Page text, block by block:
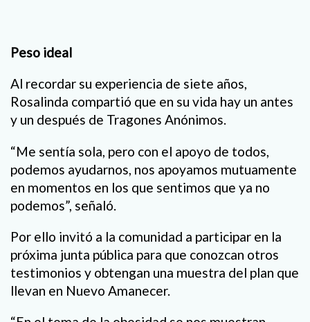
Peso ideal
Al recordar su experiencia de siete años,
Rosalinda compartió que en su vida hay un antes
y un después de Tragones Anónimos.
“Me sentía sola, pero con el apoyo de todos,
podemos ayudarnos, nos apoyamos mutuamente
en momentos en los que sentimos que ya no
podemos”, señaló.
Por ello invitó a la comunidad a participar en la
próxima junta pública para que conozcan otros
testimonios y obtengan una muestra del plan que
llevan en Nuevo Amanecer.